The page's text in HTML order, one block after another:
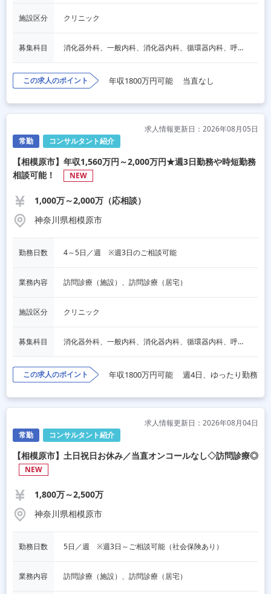
施設区分 クリニック
募集科目 消化器外科、一般内科、消化器内科、循環器内科、呼吸器内科、血液内科、脳神経内科、内分泌内科、老人内科、一般外科、心臓外科、呼吸器外科、脳神経外科
この求人のポイント 年収1800万円可能 当直なし
常勤 コンサルタント紹介
求人情報更新日：2026年08月05日
【相模原市】年収1,560万円～2,000万円★週3日勤務や時短勤務
相談可能！
NEW
1,000万～2,000万（応相談）
神奈川県相模原市
勤務日数 4～5日／週　※週3日のご相談可能
業務内容 訪問診療（施設）、訪問診療（居宅）
施設区分 クリニック
募集科目 消化器外科、一般内科、消化器内科、循環器内科、呼吸器内科、血液内科、脳神経内科、内分泌内科、老人内科、一般外科、その他
この求人のポイント 年収1800万円可能 週4日、ゆったり勤務
常勤 コンサルタント紹介
求人情報更新日：2026年08月04日
【相模原市】土日祝日お休み／当直オンコールなし◇訪問診療◎
NEW
1,800万～2,500万
神奈川県相模原市
勤務日数 5日／週　※週3日～ご相談可能（社会保険あり）
業務内容 訪問診療（施設）、訪問診療（居宅）